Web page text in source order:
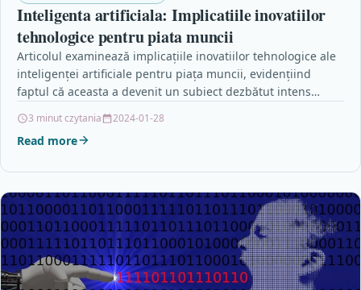
Inteligenta artificiala: Implicatiile inovatiilor
tehnologice pentru piata muncii
Articolul examinează implicațiile inovatiilor tehnologice ale
inteligenței artificiale pentru piața muncii, evidențiind
faptul că aceasta a devenit un subiect dezbătut intens
3 minut czytania 2024-01-28
Read more